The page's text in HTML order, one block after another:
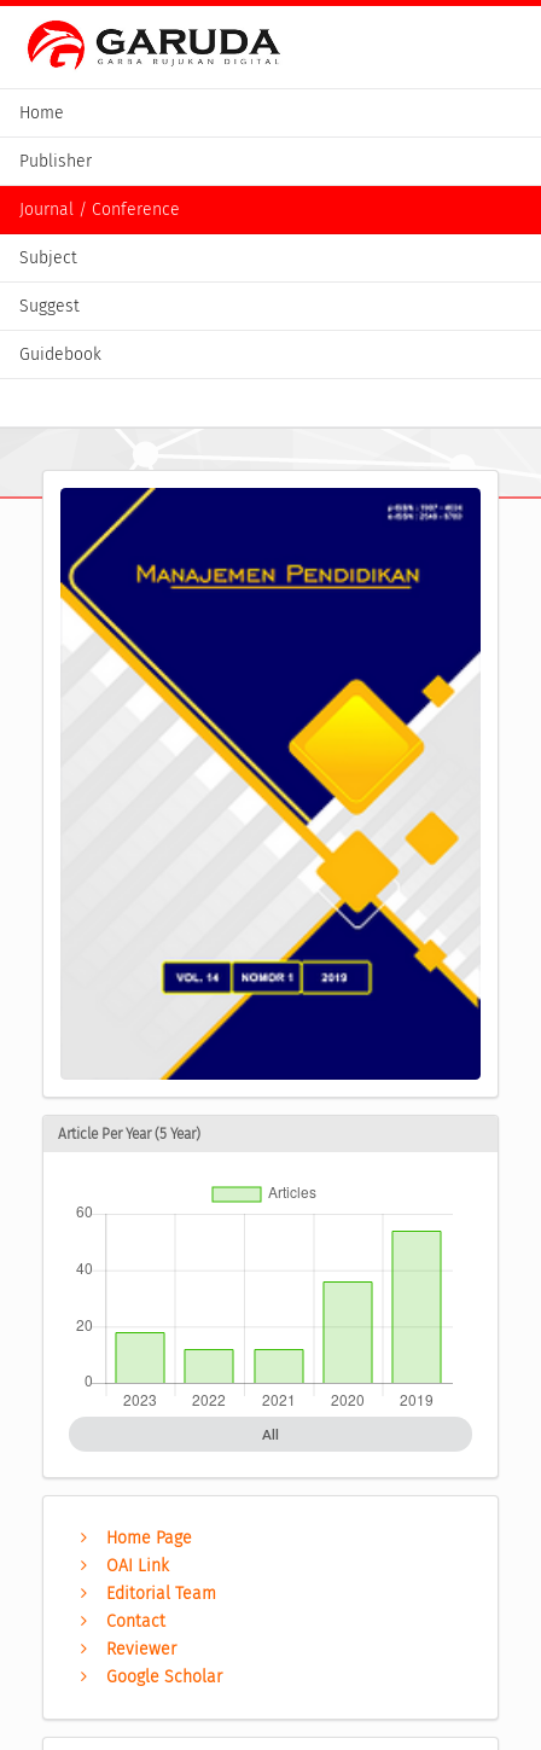
Home
Publisher
Journal / Conference
Subject
Suggest
Guidebook
Article Per Year (5 Year)
All
Home Page
OAI Link
Editorial Team
Contact
Reviewer
Google Scholar